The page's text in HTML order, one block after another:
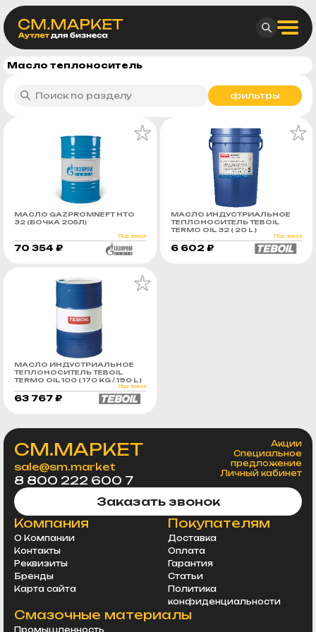
Масло теплоноситель
фильтры
МАСЛО GAZPROMNEFT HTO
32 (БОЧКА 205Л)
Под заказ
70 354 ₽
МАСЛО ИНДУСТРИАЛЬНОЕ
ТЕПЛОНОСИТЕЛЬ TEBOIL
TERMO OIL 32 ( 20 L )
Под заказ
6 602 ₽
МАСЛО ИНДУСТРИАЛЬНОЕ
ТЕПЛОНОСИТЕЛЬ TEBOIL
TERMO OIL 100 ( 170 KG / 190 L )
Под заказ
63 767 ₽
СМ.МАРКЕТ
sale@sm.market
8 800 222 600 7
Акции
Специальное
предложение
Личный кабинет
Заказать звонок
Компания
О Компании
Контакты
Реквизиты
Бренды
Карта сайта
Покупателям
Доставка
Оплата
Гарантия
Статьи
Политика
конфиденциальности
Смазочные материалы
Промышленность